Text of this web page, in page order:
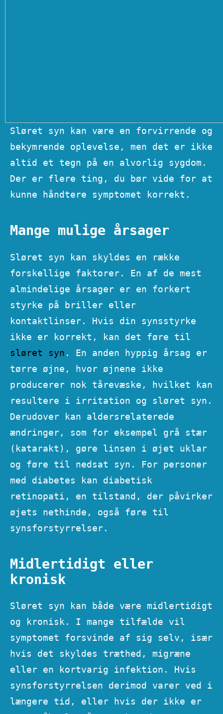
Sløret syn kan være en forvirrende og
bekymrende oplevelse, men det er ikke
altid et tegn på en alvorlig sygdom.
Der er flere ting, du bør vide for at
kunne håndtere symptomet korrekt.
Mange mulige årsager
Sløret syn kan skyldes en række
forskellige faktorer. En af de mest
almindelige årsager er en forkert
styrke på briller eller
kontaktlinser. Hvis din synsstyrke
ikke er korrekt, kan det føre til
sløret syn . En anden hyppig årsag er
tørre øjne, hvor øjnene ikke
producerer nok tårevæske, hvilket kan
resultere i irritation og sløret syn.
Derudover kan aldersrelaterede
ændringer, som for eksempel grå stær
(katarakt), gøre linsen i øjet uklar
og føre til nedsat syn. For personer
med diabetes kan diabetisk
retinopati, en tilstand, der påvirker
øjets nethinde, også føre til
synsforstyrrelser.
Midlertidigt eller
kronisk
Sløret syn kan både være midlertidigt
og kronisk. I mange tilfælde vil
symptomet forsvinde af sig selv, især
hvis det skyldes træthed, migræne
eller en kortvarig infektion. Hvis
synsforstyrrelsen derimod varer ved i
længere tid, eller hvis der ikke er